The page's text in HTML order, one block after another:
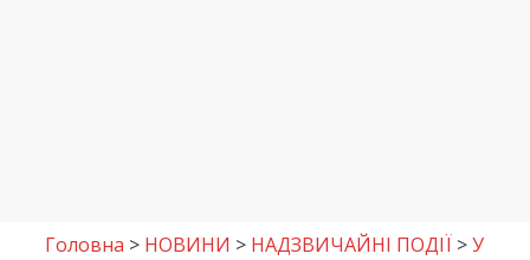
Головна > НОВИНИ > НАДЗВИЧАЙНІ ПОДІЇ >У